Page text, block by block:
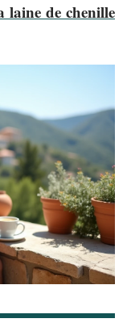
laine de chenille